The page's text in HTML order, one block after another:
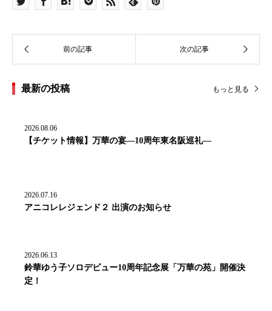
最新の投稿 もっと見る
2026.08.06
【チケット情報】万華の宴―10周年東名阪巡礼―
2026.07.16
アニコレレジェンド２ 出演のお知らせ
2026.06.13
鈴華ゆう子ソロデビュー10周年記念展「万華の苑」開催決
定！